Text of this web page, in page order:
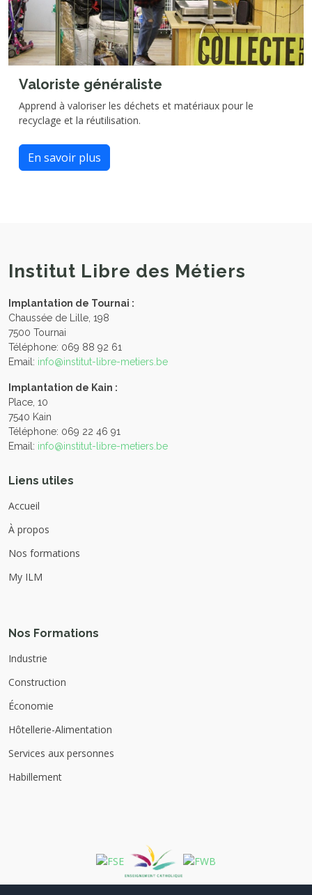
Valoriste généraliste
Apprend à valoriser les déchets et matériaux pour le
recyclage et la réutilisation.
En savoir plus
Institut Libre des Métiers
Implantation de Tournai :
Chaussée de Lille, 198
7500 Tournai
Téléphone: 069 88 92 61
Email: info@institut-libre-metiers.be
Implantation de Kain :
Place, 10
7540 Kain
Téléphone: 069 22 46 91
Email: info@institut-libre-metiers.be
Liens utiles
Accueil
À propos
Nos formations
My ILM
Nos Formations
Industrie
Construction
Économie
Hôtellerie-Alimentation
Services aux personnes
Habillement